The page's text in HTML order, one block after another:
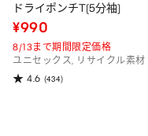
ドライポンチT(5分袖)
¥990
8/13まで期間限定価格
ユニセックス, リサイクル素材
4.6 (434)